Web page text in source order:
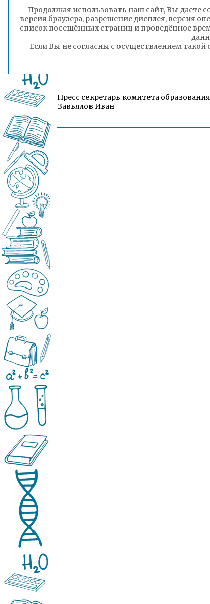
МБУ ДО ДДТ№1 ВИА «Overdrive» -
СОШ№ 30 Ансамбль – 2 место
СОШ№ 30 Трио – 3 место
Пресс секретарь комитета
Завьялов Иван
Продолжая использовать наш сайт, Вы даете
версия браузера, разрешение дисплея, версия
список посещённых страниц и проведённое
Если Вы не согласны с осуществлением